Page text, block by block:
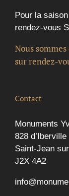
Pour la
rendez-vous
Nous
sur rendez-
Contact
Monuments
828 d’Iberville
Saint-Jean
J2X 4A2